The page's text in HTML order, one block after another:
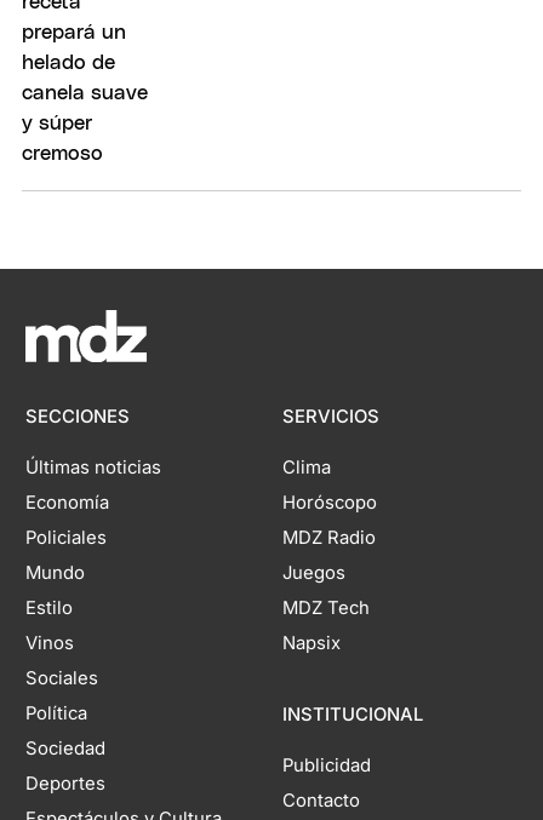
SECCIONES
Últimas noticias
Economía
Policiales
Mundo
Estilo
Vinos
Sociales
Política
Sociedad
Deportes
SERVICIOS
Clima
Horóscopo
MDZ Radio
Juegos
MDZ Tech
Napsix
INSTITUCIONAL
Publicidad
Contacto